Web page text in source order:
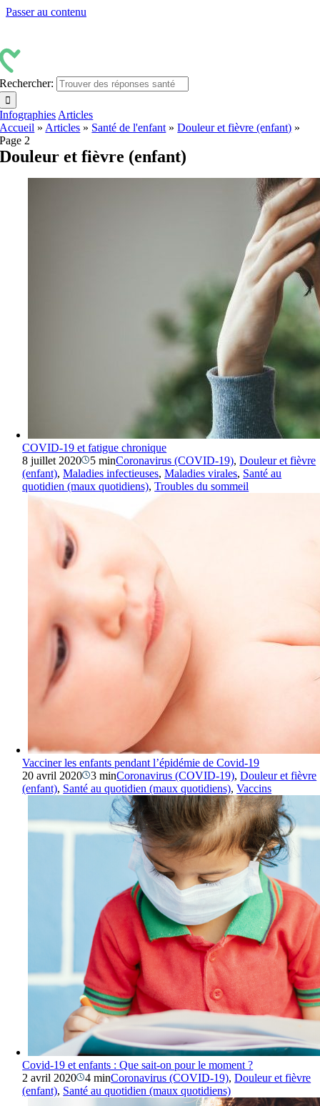
Passer au contenu
Rechercher:
Infographies Articles
Accueil » Articles » Santé de l'enfant »Douleur et fièvre (enfant) »
Page 2
Douleur et fièvre (enfant)
COVID-19 et fatigue chronique
8 juillet 2020
5 minCoronavirus (COVID-19),Douleur et fièvre
(enfant),Maladies infectieuses,Maladies virales, Santé au
quotidien (maux quotidiens),Troubles du sommeil
Vacciner les enfants pendant l’épidémie de Covid-19
20 avril 2020
3 minCoronavirus (COVID-19),Douleur et fièvre
(enfant), Santé au quotidien (maux quotidiens),Vaccins
Covid-19 et enfants : Que sait-on pour le moment ?
2 avril 2020
4 minCoronavirus (COVID-19),Douleur et fièvre
(enfant), Santé au quotidien (maux quotidiens)